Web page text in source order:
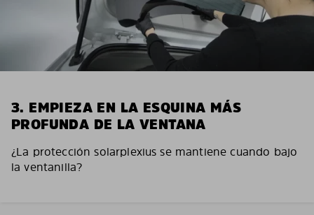
3. EMPIEZA EN LA ESQUINA MÁS
PROFUNDA DE LA VENTANA
¿La protección solarplexius se mantiene cuando bajo
la ventanilla?